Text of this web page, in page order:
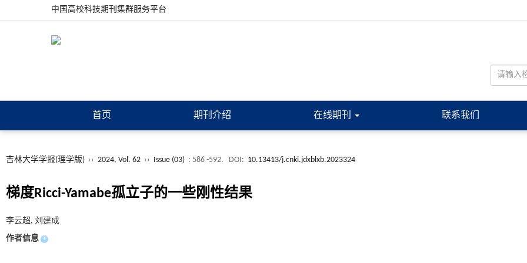
中国高校科技期刊集群服务平台
首页 期刊介绍 在线期刊 联系我们
吉林大学学报(理学版) ›› 2024, Vol. 62 ›› Issue (03) : 586 -592. DOI: 10.13413/j.cnki.jdxblxb.2023324
梯度Ricci-Yamabe孤立子的一些刚性结果
李云超, 刘建成
作者信息 +